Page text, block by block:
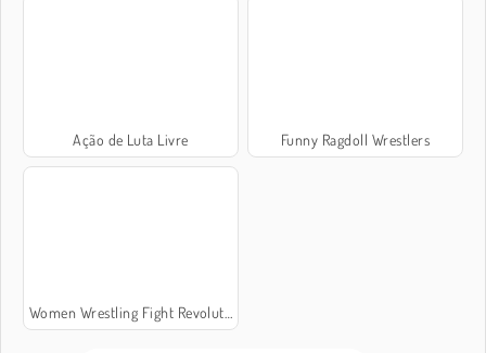
Ação de Luta Livre Funny Ragdoll Wrestlers
Women Wrestling Fight Revolution